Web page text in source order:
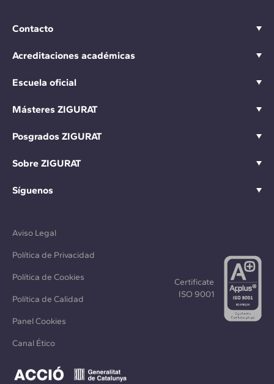
Contacto
Acreditaciones académicas
Escuela oficial
Másteres ZIGURAT
Posgrados ZIGURAT
Sobre ZIGURAT
Síguenos
Aviso Legal
Política de Privacidad
Política de Cookies
Política de Calidad
Panel Cookies
Canal Ético
Certificate
ISO 9001